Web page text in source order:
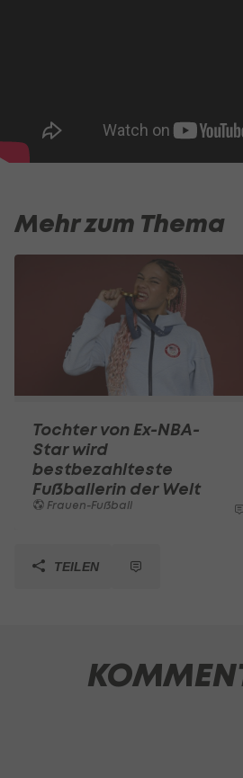
Mehr zum Thema
Tochter von Ex-NBA-
Star wird
bestbezahlteste
Fußballerin der Welt
Frauen-Fußball
TEILEN